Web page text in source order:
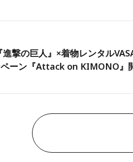
撃の巨人』×着物レンタル
ーン『Attack on KIMONO』